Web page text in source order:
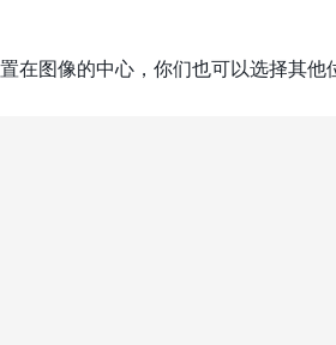
在图像的中心，你们也可以选择其他